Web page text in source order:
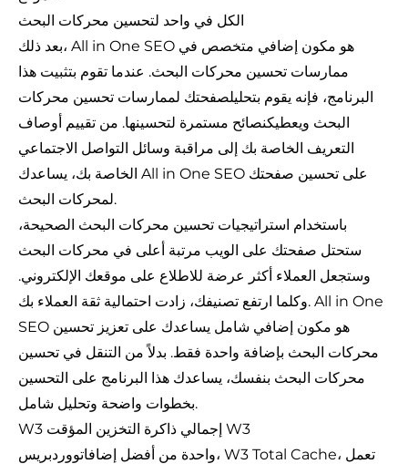
الكل في واحد لتحسين محركات البحث
بعد ذلك، All in One SEO هو مكون إضافي متخصص في
ممارسات تحسين محركات البحث. عندما تقوم بتثبيت هذا
البرنامج، فإنه يقوم بتحليلصفحتك لممارسات تحسين محركات
البحث ويعطيكنصائح مستمرة لتحسينها. من تقييم أوصاف
التعريف الخاصة بك إلى مراقبة وسائل التواصل الاجتماعي
الخاصة بك، يساعدك All in One SEO على تحسين صفحتك
لمحركات البحث.
باستخدام استراتيجيات تحسين محركات البحث الصحيحة،
ستحتل صفحتك على الويب مرتبة أعلى في محركات البحث
وستجعل العملاء أكثر عرضة للاطلاع على موقعك الإلكتروني.
وكلما ارتفع تصنيفك، زادت احتمالية ثقة العملاء بك. All in One
SEO هو مكون إضافي شامل يساعدك على تعزيز تحسين
محركات البحث بإضافة واحدة فقط. بدلاً من التنقل في تحسين
محركات البحث بنفسك، يساعدك هذا البرنامج على التحسين
بخطوات واضحة وتحليل شامل.
W3 إجمالي ذاكرة التخزين المؤقت W3
واحدة من أفضل إضافاتووردبريس، W3 Total Cache، تعمل